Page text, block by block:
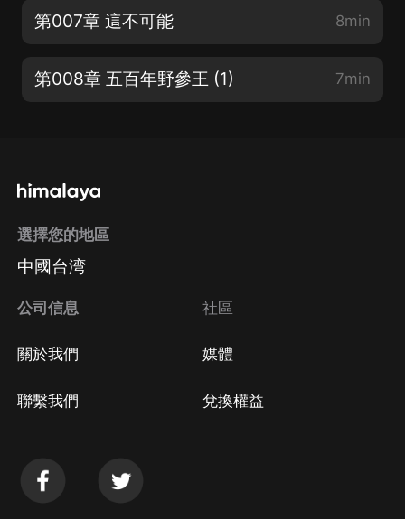
第007章 這不可能 8min
第008章 五百年野參王 (1) 7min
選擇您的地區
中國台湾
公司信息
關於我們
聯繫我們
社區
媒體
兌換權益